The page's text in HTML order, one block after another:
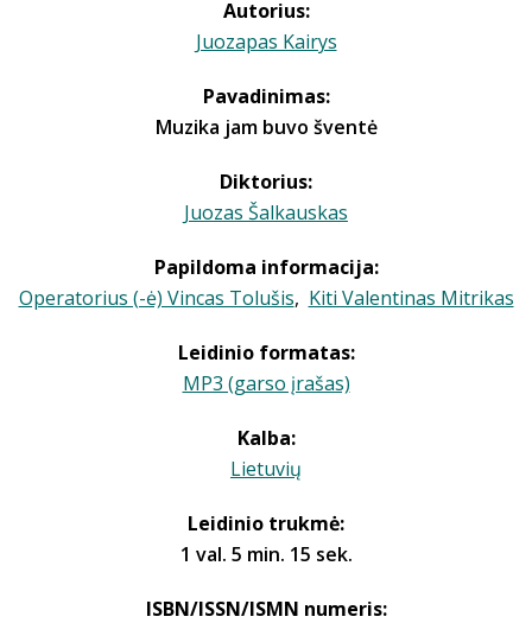
Autorius:
Juozapas Kairys
Pavadinimas:
Muzika jam buvo šventė
Diktorius:
Juozas Šalkauskas
Papildoma informacija:
Operatorius (-ė) Vincas Tolušis, Kiti Valentinas Mitrikas
Leidinio formatas:
MP3 (garso įrašas)
Kalba:
Lietuvių
Leidinio trukmė:
1 val. 5 min. 15 sek.
ISBN/ISSN/ISMN numeris: